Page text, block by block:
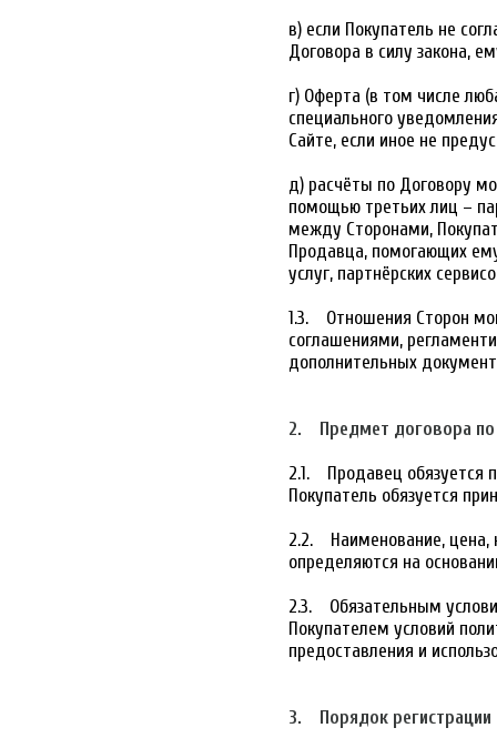
в) если Покупатель не
Договора в силу закона,
г) Оферта (в том числе
специального
Сайте, если иное не
д) расчёты по Договору
помощью третьих лиц –
между Сторонами,
Продавца, помогающих
услуг, партнёрских
1.3. Отношения Сторон
соглашениями,
дополнительных
2. Предмет договора
2.1. Продавец обязуется
Покупатель обязуется
2.2. Наименование, цена,
определяются на
2.3. Обязательным
Покупателем условий
предоставления и
3. Порядок регистрации